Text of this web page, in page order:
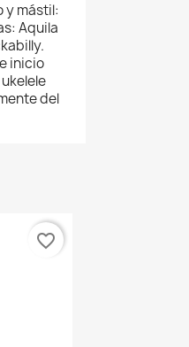
y mástil:
Aquila
inicio
del
favorite_border